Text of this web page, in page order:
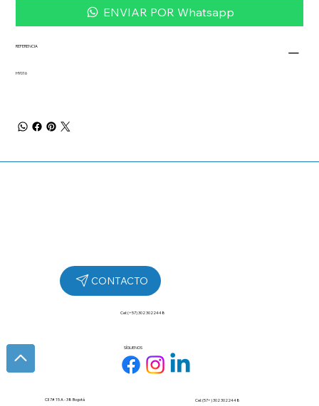
ENVIAR POR Whatsapp
REFERENCIA
HY016
SÍGUENOS
Cel: (+57) 302 3022448
Cll 7# 15 A - 38 Bogotá Cel: (57+) 302 3022448